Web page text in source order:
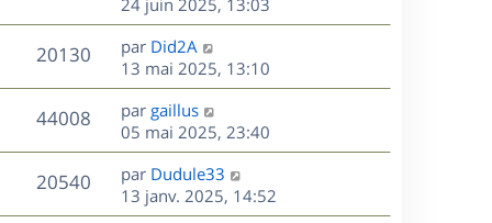
s
a
g
e
m
e
s
s
a
g
e
s
i
e
r
m
e
s
s
a
g
e
u
s
r
n
i
e
r
m
e
s
s
20130V
u
e
s
D
e
r
n
i
e
r
m
par Did2A
13 mai 2025, 13:10
44008V
u
D
e
r
n
i
e
par gaillus
05 mai 2025, 23:40
20540V
D
e
r
par Dudule33
13 janv. 2025, 14:52